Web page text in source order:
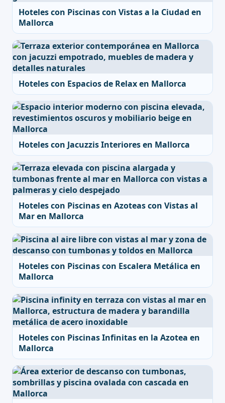
Hoteles con Piscinas con Vistas a la Ciudad en
Mallorca
Hoteles con Espacios de Relax en Mallorca
Hoteles con Jacuzzis Interiores en Mallorca
Hoteles con Piscinas en Azoteas con Vistas al
Mar en Mallorca
Hoteles con Piscinas con Escalera Metálica en
Mallorca
Hoteles con Piscinas Infinitas en la Azotea en
Mallorca